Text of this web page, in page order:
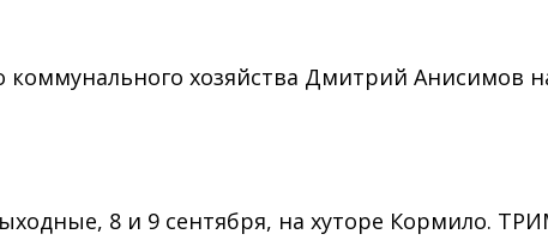
хозяйства Дмитрий Анисимов
8 и 9 сентября, на хуторе Кормило.